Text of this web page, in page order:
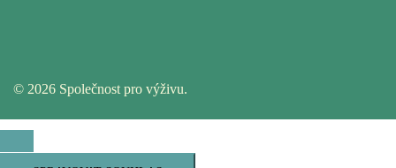
© 2026 Společnost pro výživu.